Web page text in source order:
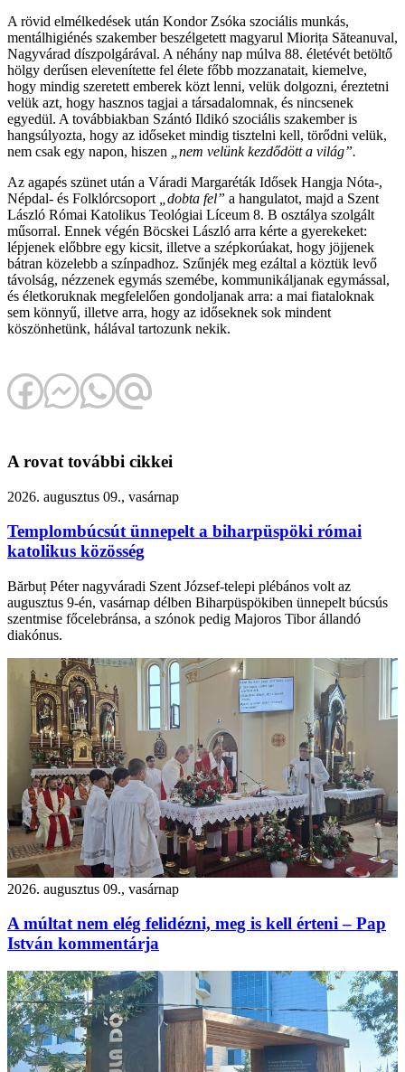
A rövid elmélkedések után Kondor Zsóka szociális munkás,
mentálhigiénés szakember beszélgetett magyarul Miorița Săteanuval,
Nagyvárad díszpolgárával. A néhány nap múlva 88. életévét betöltő
hölgy derűsen elevenítette fel élete főbb mozzanatait, kiemelve,
hogy mindig szeretett emberek közt lenni, velük dolgozni, éreztetni
velük azt, hogy hasznos tagjai a társadalomnak, és nincsenek
egyedül. A továbbiakban Szántó Ildikó szociális szakember is
hangsúlyozta, hogy az időseket mindig tisztelni kell, törődni velük,
nem csak egy napon, hiszen
„nem velünk kezdődött a világ”.
Az agapés szünet után a Váradi Margaréták Idősek Hangja Nóta-,
Népdal- és Folklórcsoport
„dobta fel” a hangulatot, majd a Szent
László Római Katolikus Teológiai Líceum 8. B osztálya szolgált
műsorral. Ennek végén Böcskei László arra kérte a gyerekeket:
lépjenek előbbre egy kicsit, illetve a szépkorúakat, hogy jöjjenek
bátran közelebb a színpadhoz. Szűnjék meg ezáltal a köztük levő
távolság, nézzenek egymás szemébe, kommunikáljanak egymással,
és életkoruknak megfelelően gondoljanak arra: a mai fiataloknak
sem könnyű, illetve arra, hogy az időseknek sok mindent
köszönhetünk, hálával tartozunk nekik.
A rovat további cikkei
2026. augusztus 09., vasárnap
Templombúcsút ünnepelt a biharpüspöki római
katolikus közösség
Bărbuț Péter nagyváradi Szent József-telepi plébános volt az
augusztus 9-én, vasárnap délben Biharpüspökiben ünnepelt búcsús
szentmise főcelebránsa, a szónok pedig Majoros Tibor állandó
diakónus.
2026. augusztus 09., vasárnap
A múltat nem elég felidézni, meg is kell érteni – Pap
István kommentárja